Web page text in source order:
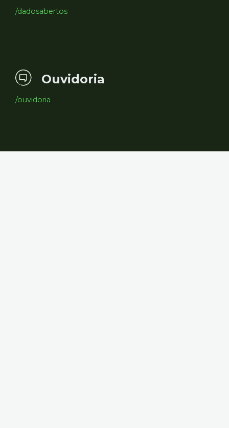
/dadosabertos
Ouvidoria
/ouvidoria